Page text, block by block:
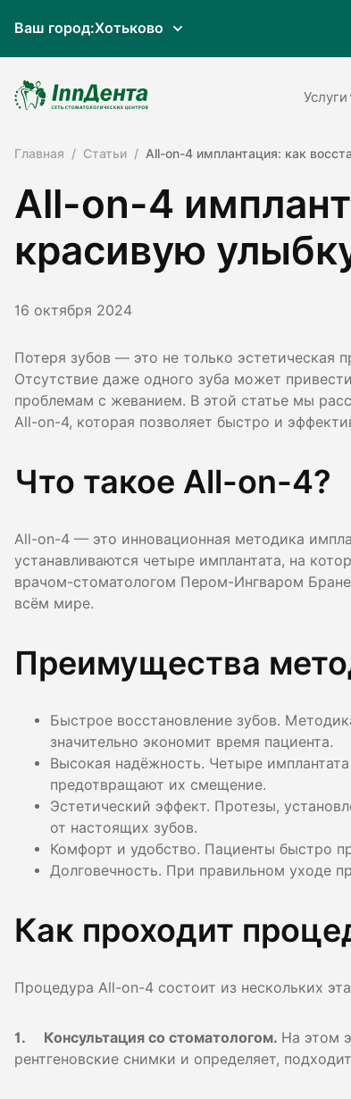
Ваш город:Хотьково
Услуги
Главная Статьи All-on-4 имплантация: как
All-on-4
красивую
16 октября 2024
Потеря зубов — это не только эстетическая
Отсутствие даже одного зуба может
проблемам с жеванием. В этой статье мы
All-on-4, которая позволяет быстро и
Что такое All-on-4?
All-on-4 — это инновационная методика
устанавливаются четыре имплантата, на
врачом-стоматологом Пером-Ингваром
всём мире.
Преимущества
Быстрое восстановление зубов.
значительно экономит время пациента.
Высокая надёжность. Четыре
предотвращают их смещение.
Эстетический эффект. Протезы,
от настоящих зубов.
Комфорт и удобство. Пациенты быстро
Долговечность. При правильном уходе
Как проходит
Процедура All-on-4 состоит из нескольких
1. Консультация со стоматологом. На этом
рентгеновские снимки и определяет,